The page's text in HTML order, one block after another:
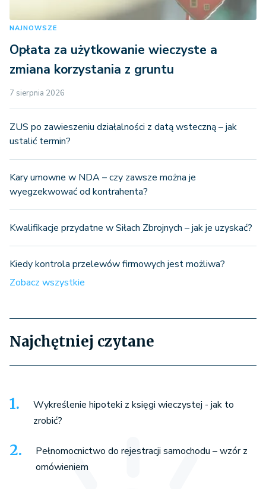
NAJNOWSZE
Opłata za użytkowanie wieczyste a
zmiana korzystania z gruntu
7 sierpnia 2026
ZUS po zawieszeniu działalności z datą wsteczną – jak
ustalić termin?
Kary umowne w NDA – czy zawsze można je
wyegzekwować od kontrahenta?
Kwalifikacje przydatne w Siłach Zbrojnych – jak je uzyskać?
Kiedy kontrola przelewów firmowych jest możliwa?
Zobacz wszystkie
Najchętniej czytane
Wykreślenie hipoteki z księgi wieczystej - jak to
zrobić?
Pełnomocnictwo do rejestracji samochodu – wzór z
omówieniem